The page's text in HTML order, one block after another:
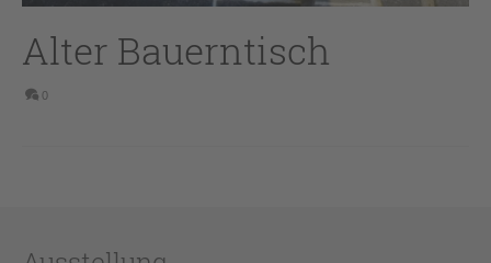
Alter Bauerntisch
0